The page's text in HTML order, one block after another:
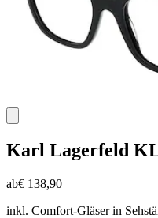
Karl Lagerfeld
ab€ 138,90
inkl. Comfort-Gläser in